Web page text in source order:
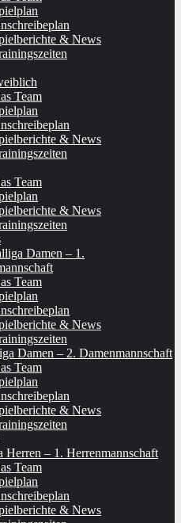
& News
Team
& News
Team
& News
Damen – 1.
Team
& News
Damen – 2. Damenmannschaft
Team
& News
Herren – 1. Herrenmannschaft
Team
& News